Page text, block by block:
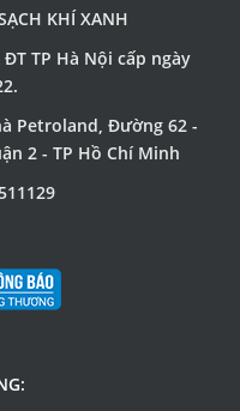
KHÍ XANH
ĐT TP Hà Nội cấp ngày
Petroland, Đường 62 -
2 - TP Hồ Chí Minh